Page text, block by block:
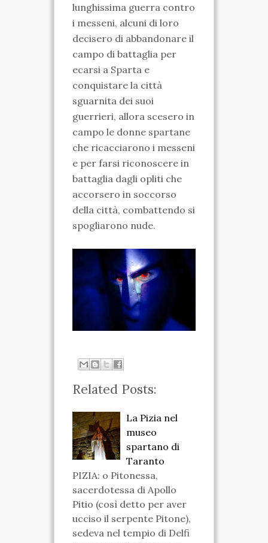
MUSEO IPOGEO
VISITE ED ESCURSIONI
lunghissima guerra contro
i messeni, alcuni di loro
decisero di abbandonare il
campo di battaglia per
ecarsi a Sparta e
conquistare la città
sguarnita dei suoi
guerrieri, allora scesero in
campo le donne spartane
che ricacciarono i messeni
e per farsi riconoscere in
battaglia dagli opliti che
accorsero in soccorso
della città, combattendo si
spogliarono nude.
Related Posts:
La Pizia nel
museo
spartano di
Taranto
PIZIA: o Pitonessa,
sacerdotessa di Apollo
Pitio (così detto per aver
ucciso il serpente Pitone),
sedeva nel tempio di Delfi